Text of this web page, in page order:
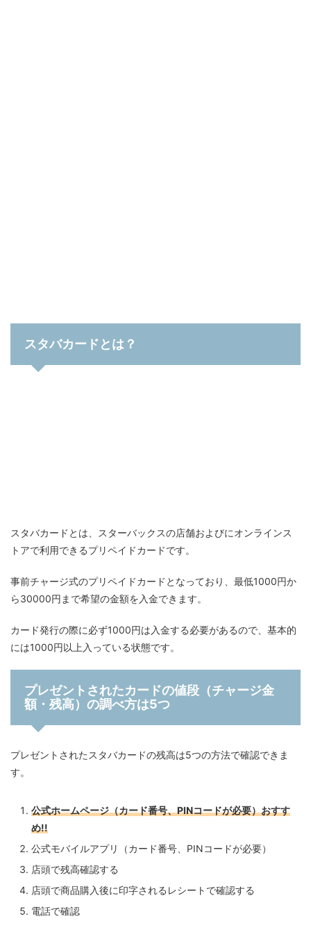
スタバカードとは？
スタバカードとは、スターバックスの店舗およびにオンラインス
トアで利用できるプリペイドカードです。
事前チャージ式のプリペイドカードとなっており、最低1000円か
ら30000円まで希望の金額を入金できます。
カード発行の際に必ず1000円は入金する必要があるので、基本的
には1000円以上入っている状態です。
プレゼントされたカードの値段（チャージ金
額・残高）の調べ方は5つ
プレゼントされたスタバカードの残高は5つの方法で確認できま
す。
公式ホームページ（カード番号、PINコードが必要）おすす
め!!
公式モバイルアプリ（カード番号、PINコードが必要）
店頭で残高確認する
店頭で商品購入後に印字されるレシートで確認する
電話で確認